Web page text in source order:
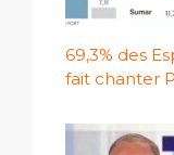
69,3% des
fait chanter